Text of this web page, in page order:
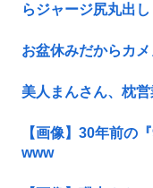
らジャージ尻丸出し
お盆休みだからカ
美人まんさん、枕
【画像】30年前の
www